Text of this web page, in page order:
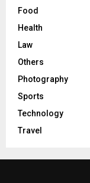
Food
Health
Law
Others
Photography
Sports
Technology
Travel